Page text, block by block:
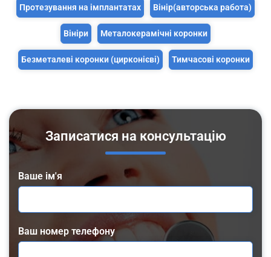
Протезування на імплантатах Вінір(авторська работа)
Вініри Металокерамічні коронки
Безметалеві коронки (цирконієві) Тимчасові коронки
Записатися на консультацію
Ваше ім'я
Ваш номер телефону